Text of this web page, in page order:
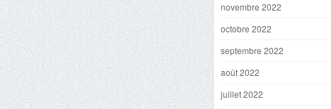
novembre 2022
octobre 2022
septembre 2022
août 2022
juillet 2022